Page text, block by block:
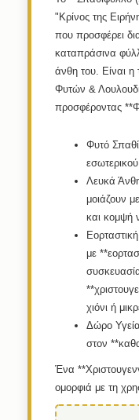
"Κρίνος της
που προσφέρει
καταπράσινα
άνθη του. Είναι
Φυτών &
προσφέροντας
Φυτό
Λευκά
μοιάζουν
και κομψή
με
χιόνι ή
Δώρο
στον
Ένα
ομορφιά με τη